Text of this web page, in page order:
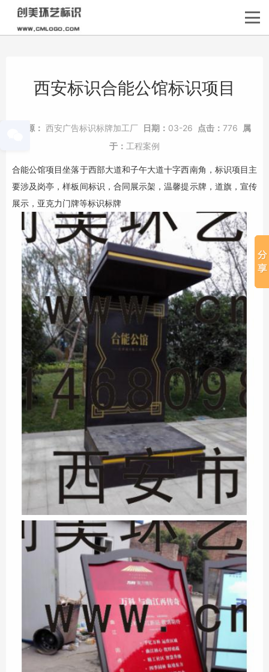
西安标识合能公馆标识项目
来源： 西安广告标识标牌加工厂 日期： 03-26 点击： 776
属
于： 工程案例
合能公馆项目坐落于西部大道和子午大道十字西南角，标识项目主
要涉及岗亭，样板间标识，合同展示架，温馨提示牌，道旗，宣传
展示，亚克力门牌等标识标牌